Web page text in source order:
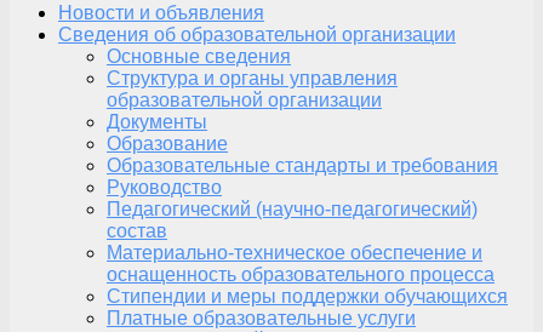
Новости и объявления
Сведения об образовательной организации
Основные сведения
Структура и органы управления
образовательной организации
Документы
Образование
Образовательные стандарты и требования
Руководство
Педагогический (научно-педагогический)
состав
Материально-техническое обеспечение и
оснащенность образовательного процесса
Стипендии и меры поддержки обучающихся
Платные образовательные услуги